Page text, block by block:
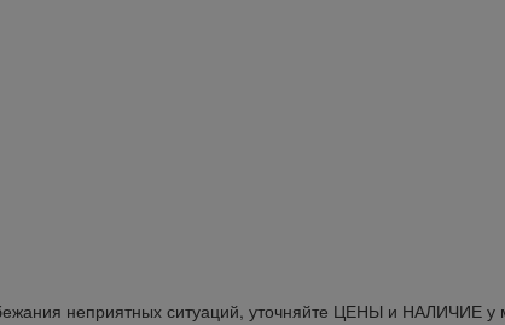
неприятных ситуаций, уточняйте ЦЕНЫ и НАЛИЧИЕ у